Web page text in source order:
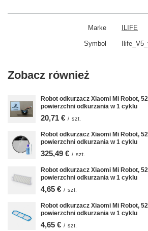
Marke ILIFE
Symbol
Zobacz również
Robot odkurzacz Xiaomi Mi Robot,
powierzchni odkurzania w 1 cyklu
20,71 € / szt.
Robot odkurzacz Xiaomi Mi Robot,
powierzchni odkurzania w 1 cyklu
325,49 € / szt.
Robot odkurzacz Xiaomi Mi Robot,
powierzchni odkurzania w 1 cyklu
4,65 € / szt.
Robot odkurzacz Xiaomi Mi Robot,
powierzchni odkurzania w 1 cyklu
4,65 € / szt.